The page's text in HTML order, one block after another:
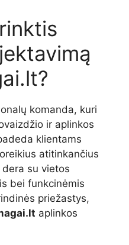
komanda, kuri
ir aplinkos
klientams
atitinkančius
su vietos
bei funkcinėmis
priežastys,
aplinkos